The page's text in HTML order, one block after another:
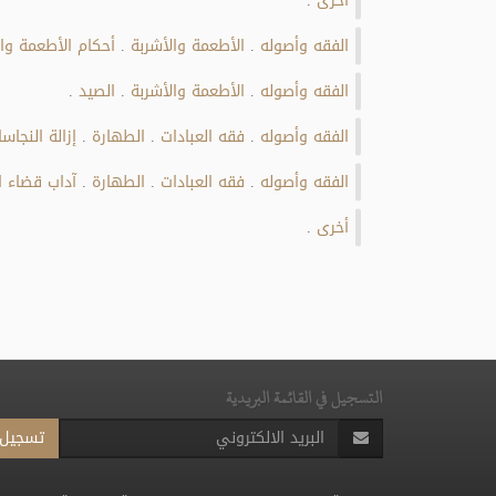
الفقه وأصوله الأطعمة والأشربة أحكام الأطعمة
الفقه وأصوله الأطعمة والأشربة الصيد
الفقه وأصوله فقه العبادات الطهارة إزالة
الفقه وأصوله فقه العبادات الطهارة آداب قضاء
أخرى
التسجيل في القائمة البريدية
تسجيل